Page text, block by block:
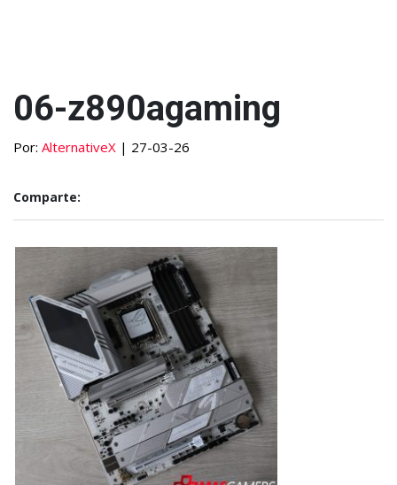
06-z890agaming
Por: AlternativeX | 27-03-26
Comparte: